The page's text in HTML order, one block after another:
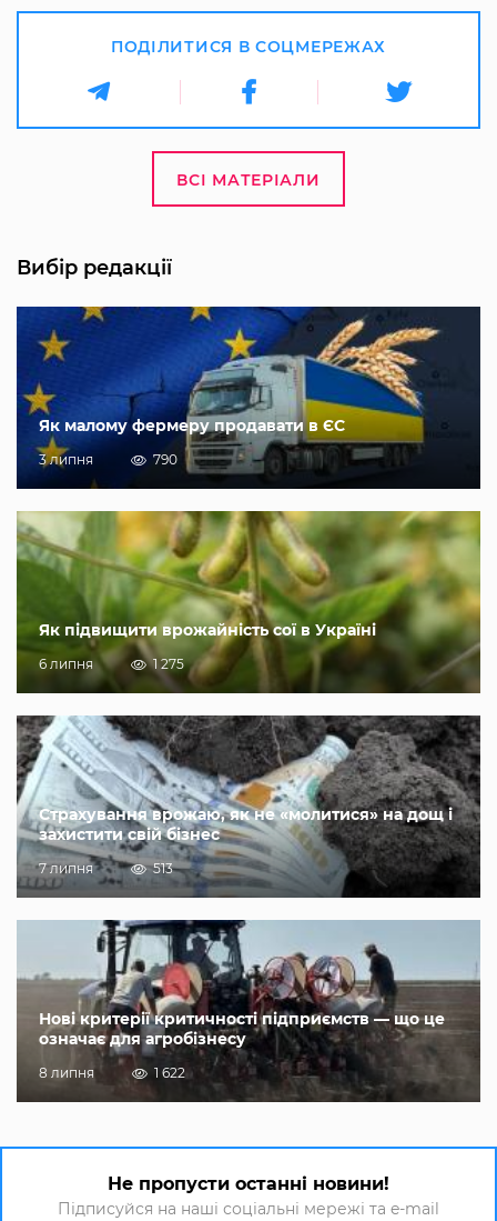
ПОДІЛИТИСЯ В СОЦМЕРЕЖАХ
ВСІ МАТЕРІАЛИ
Вибір редакції
Як малому фермеру продавати в ЄС
3 липня 790
Як підвищити врожайність сої в Україні
6 липня 1 275
Страхування врожаю, як не «молитися» на дощ і
захистити свій бізнес
7 липня 513
Нові критерії критичності підприємств — що це
означає для агробізнесу
8 липня 1 622
Не пропусти останні новини!
Підписуйся на наші соціальні мережі та e-mail